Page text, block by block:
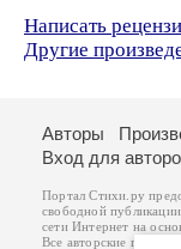
Написать
Другие
Авторы
Вход для
Портал Стихи.ру
свободной
сети Интернет на
Все авторские права